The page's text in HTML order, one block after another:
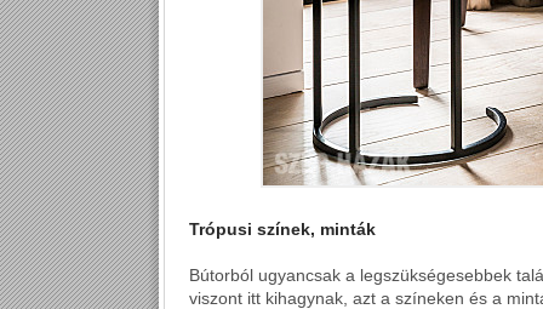
Trópusi színek, minták
Bútorból ugyancsak a legszükségesebbek
viszont itt kihagynak, azt a színeken és a